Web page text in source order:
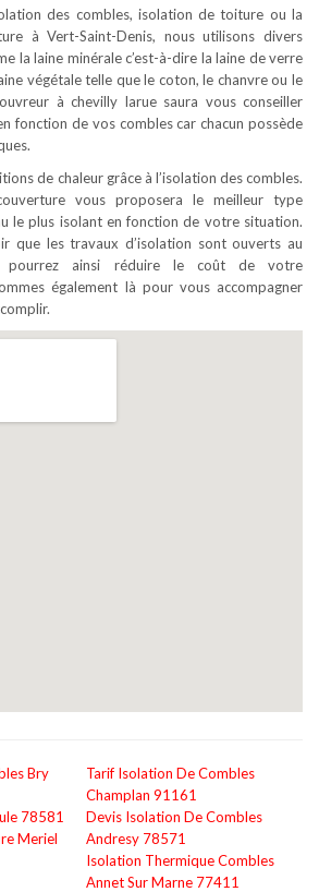
des combles, isolation de toiture ou la
à Vert-Saint-Denis, nous utilisons divers
la laine minérale c’est-à-dire la laine de verre
végétale telle que le coton, le chanvre ou le
à chevilly larue saura vous conseiller
fonction de vos combles car chacun possède
de chaleur grâce à l’isolation des combles.
vous proposera le meilleur type
le plus isolant en fonction de votre situation.
que les travaux d’isolation sont ouverts au
pourrez ainsi réduire le coût de votre
également là pour vous accompagner
Bry
78581
Meriel
Tarif Isolation De Combles
Champlan 91161
Devis Isolation De Combles
Andresy 78571
Isolation Thermique Combles
Annet Sur Marne 77411